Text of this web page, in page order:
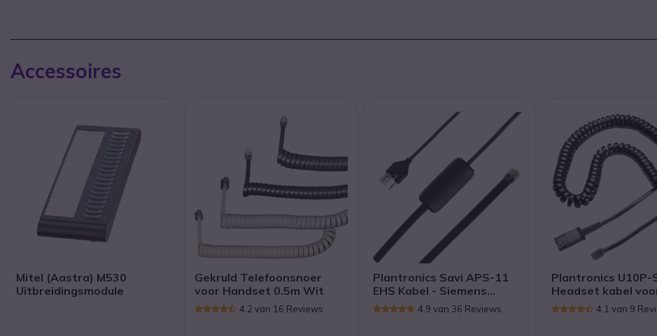
Accessoires
Mitel (Aastra) M530
Uitbreidingsmodule
Gekruld Telefoonsnoer
voor Handset 0.5m Wit
4.2 van 16 Reviews
Plantronics Savi APS-11
EHS Kabel - Siemens
telefoon4.9 van 36 Reviews
Plantronics U10P-
Headset kabel
Panasonic4.1 van 9